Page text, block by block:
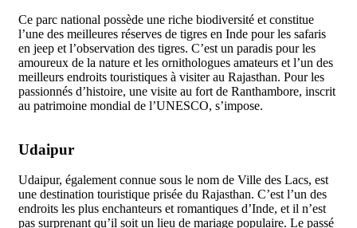
Ce parc national possède une riche biodiversité et constitue
l’une des meilleures réserves de tigres en Inde pour les safaris
en jeep et l’observation des tigres. C’est un paradis pour les
amoureux de la nature et les ornithologues amateurs et l’un des
meilleurs endroits touristiques à visiter au Rajasthan. Pour les
passionnés d’histoire, une visite au fort de Ranthambore, inscrit
au patrimoine mondial de l’UNESCO, s’impose.
Udaipur
Udaipur, également connue sous le nom de Ville des Lacs, est
une destination touristique prisée du Rajasthan. C’est l’un des
endroits les plus enchanteurs et romantiques d’Inde, et il n’est
pas surprenant qu’il soit un lieu de mariage populaire. Le passé